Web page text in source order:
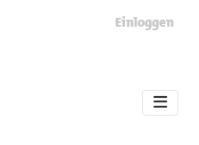
Einloggen